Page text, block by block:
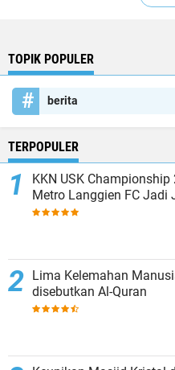
TOPIK POPULER
berita
TERPOPULER
KKN USK Championship
Metro Langgien FC Jadi
Lima Kelemahan
disebutkan Al-Quran